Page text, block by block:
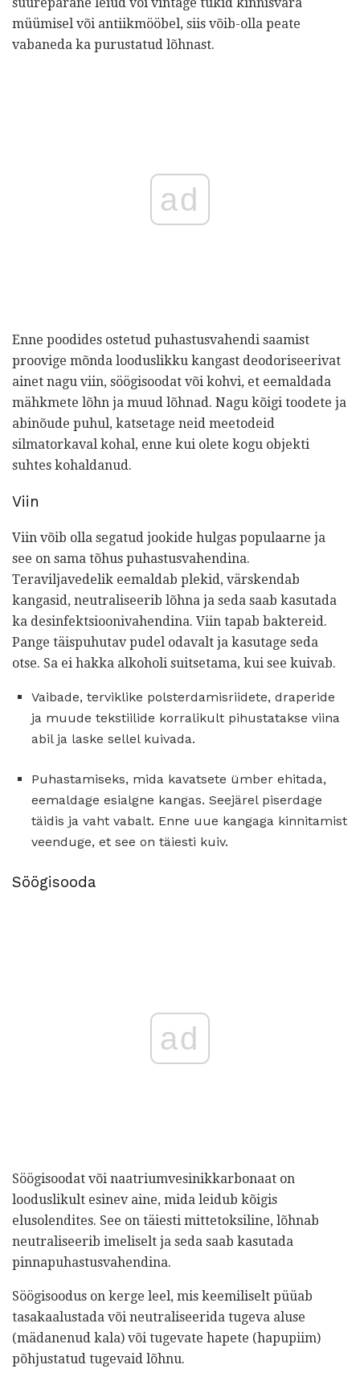
müümisel või antiikmööbel, siis võib-olla peate
vabaneda ka purustatud lõhnast.
ad
Enne poodides ostetud puhastusvahendi saamist
proovige mõnda looduslikku kangast deodoriseerivat
ainet nagu viin, söögisoodat või kohvi, et eemaldada
mähkmete lõhn ja muud lõhnad. Nagu kõigi toodete ja
abinõude puhul, katsetage neid meetodeid
silmatorkaval kohal, enne kui olete kogu objekti
suhtes kohaldanud.
Viin
Viin võib olla segatud jookide hulgas populaarne ja
see on sama tõhus puhastusvahendina.
Teraviljavedelik eemaldab plekid, värskendab
kangasid, neutraliseerib lõhna ja seda saab kasutada
ka desinfektsioonivahendina. Viin tapab baktereid.
Pange täispuhutav pudel odavalt ja kasutage seda
otse. Sa ei hakka alkoholi suitsetama, kui see kuivab.
Vaibade, terviklike polsterdamisriidete, draperide
ja muude tekstiilide korralikult pihustatakse viina
abil ja laske sellel kuivada.
Puhastamiseks, mida kavatsete ümber ehitada,
eemaldage esialgne kangas. Seejärel piserdage
täidis ja vaht vabalt. Enne uue kangaga kinnitamist
veenduge, et see on täiesti kuiv.
Söögisooda
ad
Söögisoodat või naatriumvesinikkarbonaat on
looduslikult esinev aine, mida leidub kõigis
elusolendites. See on täiesti mittetoksiline, lõhnab
neutraliseerib imeliselt ja seda saab kasutada
pinnapuhastusvahendina.
Söögisoodus on kerge leel, mis keemiliselt püüab
tasakaalustada või neutraliseerida tugeva aluse
(mädanenud kala) või tugevate hapete (hapupiim)
põhjustatud tugevaid lõhnu.